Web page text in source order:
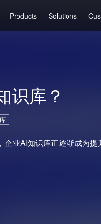
Products Solutions
识库？
业AI知识库正逐渐成为